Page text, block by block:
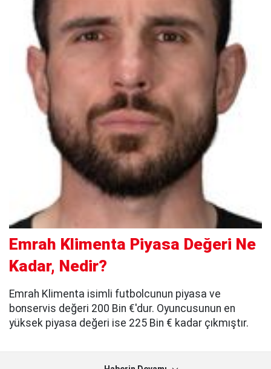
Emrah Klimenta Piyasa Değeri Ne
Kadar, Nedir?
Emrah Klimenta isimli futbolcunun piyasa ve
bonservis değeri 200 Bin €'dur. Oyuncusunun en
yüksek piyasa değeri ise 225 Bin € kadar çıkmıştır.